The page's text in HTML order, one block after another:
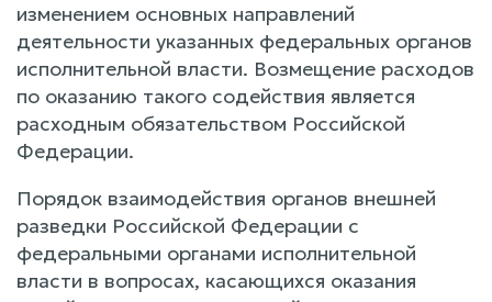
изменением основных направлений
деятельности указанных федеральных органов
исполнительной власти. Возмещение расходов
по оказанию такого содействия является
расходным обязательством Российской
Федерации.
Порядок взаимодействия органов внешней
разведки Российской Федерации с
федеральными органами исполнительной
власти в вопросах, касающихся оказания